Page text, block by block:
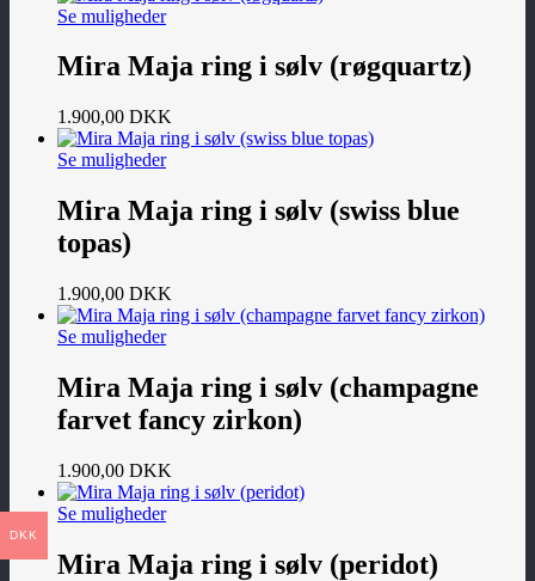
Se muligheder
Mira Maja ring i sølv (røgquartz)
1.900,00 DKK
Se muligheder
Mira Maja ring i sølv (swiss blue
topas)
1.900,00 DKK
Se muligheder
Mira Maja ring i sølv (champagne
farvet fancy zirkon)
1.900,00 DKK
Se muligheder
Mira Maja ring i sølv (peridot)
DKK